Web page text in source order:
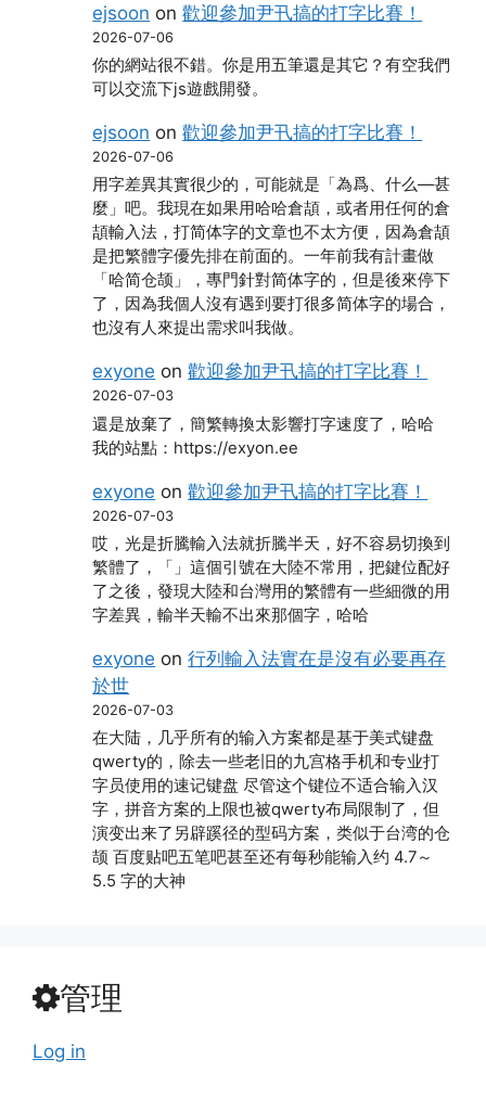
ejsoon on歡迎參加尹卂搞的打字比賽！
2026-07-06
你的網站很不錯。你是用五筆還是其它？有空我們
可以交流下js遊戲開發。
ejsoon on歡迎參加尹卂搞的打字比賽！
2026-07-06
用字差異其實很少的，可能就是「為爲、什么―甚
麼」吧。我現在如果用哈哈倉頡，或者用任何的倉
頡輸入法，打简体字的文章也不太方便，因為倉頡
是把繁體字優先排在前面的。一年前我有計畫做
「哈简仓颉」，專門針對简体字的，但是後來停下
了，因為我個人沒有遇到要打很多简体字的場合，
也沒有人來提出需求叫我做。
exyone on歡迎參加尹卂搞的打字比賽！
2026-07-03
還是放棄了，簡繁轉換太影響打字速度了，哈哈
我的站點：https://exyon.ee
exyone on歡迎參加尹卂搞的打字比賽！
2026-07-03
哎，光是折騰輸入法就折騰半天，好不容易切換到
繁體了，「」這個引號在大陸不常用，把鍵位配好
了之後，發現大陸和台灣用的繁體有一些細微的用
字差異，輸半天輸不出來那個字，哈哈
exyone on行列輸入法實在是沒有必要再存
於世
2026-07-03
在大陆，几乎所有的输入方案都是基于美式键盘
qwerty的，除去一些老旧的九宫格手机和专业打
字员使用的速记键盘 尽管这个键位不适合输入汉
字，拼音方案的上限也被qwerty布局限制了，但
演变出来了另辟蹊径的型码方案，类似于台湾的仓
颉 百度贴吧五笔吧甚至还有每秒能输入约 4.7～
5.5 字的大神
管理
Log in